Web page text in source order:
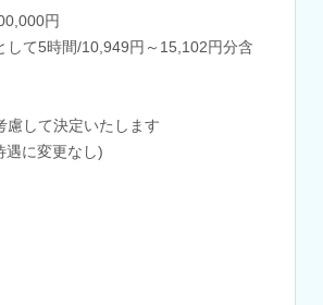
円
て5時間/10,949円～15,102円分含
して決定いたします
に変更なし)